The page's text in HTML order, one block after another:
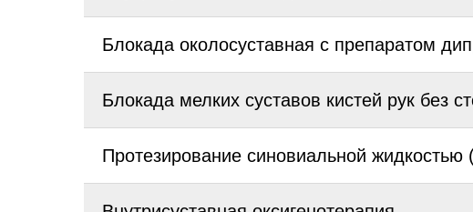
Блокада околосуставная с препаратом
Блокада мелких суставов кистей рук без
Протезирование синовиальной жидкостью